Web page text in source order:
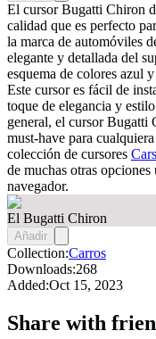
El cursor Bugatti Chiron
calidad que es perfecto
la marca de automóviles
elegante y detallada del
esquema de colores azul
Este cursor es fácil de
toque de elegancia y
general, el cursor Bugatti
must-have para
colección de cursores Cars
de muchas otras
navegador.
El Bugatti Chiron
Añadir
Collection:Carros
Downloads:268
Added:Oct 15, 2023
Share with